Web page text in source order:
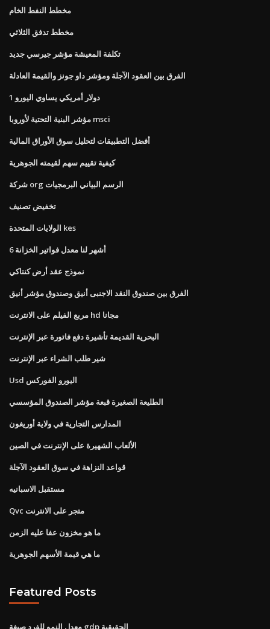
مخطط النفط الخام
مخطط تدفق الثلاثي
تكلفة المعيشة مؤشر جيرسي جديد
الفرق بين العقود الآجلة ومؤشر داو جونز والقيمة العادلة
1 دولار أمريكي يساوي اليورو
مؤشر البنية التحتية لأوروبا msci
أفضل التطبيقات لتحليل سوق الأوراق المالية
كيفية تقييم سهم لقيمته الجوهرية
شركة org الرسم البياني البرمجيات
تخفيض تصنيف
الولايات المتحدة kes
6 أشهر لنا معدل فواتير الخزانة
نموذج عقد أرض كنتاكي
الفرق بين صندوق النقد الاجنبى أنيق وصندوق مؤشر أنيق
مربع الفيلم على الانترنت hd مجانا
البحرية القديمة تأشيرة دفع فاتورة عبر الإنترنت
شير طلب الشراء عبر الإنترنت
Usd اليورو الفوركس
الطليعة الصغيرة قبعة مؤشر الصندوق المؤسسي
المدارس التجارية في ولاية أوريغون
الألعاب الشهيرة على الإنترنت في الصين
قواعد النزاهة في سوق العقود الآجلة
مستقبل الاسبانيه
Qvc متجر على الانترنت
ما هو مخزون عفا عليه الزمن
ما هي قيمة الأسهم الجوهرية
Featured Posts
معدل النمو للفرد صيغة gdp الحقيقية